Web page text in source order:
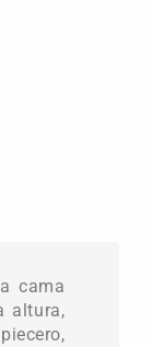
cama
altura,